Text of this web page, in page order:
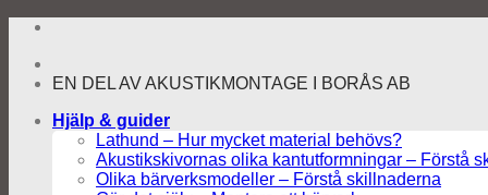
Skip
content
EN DEL AV AKUSTIKMONTAGE I BORÅS AB
Hjälp & guider
Lathund – Hur mycket material behövs?
Akustikskivornas olika kantutformningar – Förstå
Olika bärverksmodeller – Förstå skillnaderna